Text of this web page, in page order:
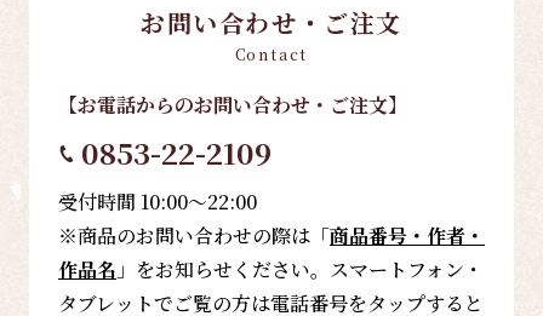
お問い合わせ・ご注文
Contact
【お電話からのお問い合わせ・ご注文】
0853-22-2109
受付時間 10:00～22:00
※商品のお問い合わせの際は「商品番号・作者・
作品名 」をお知らせください。スマートフォン・
タブレットでご覧の方は電話番号をタップすると